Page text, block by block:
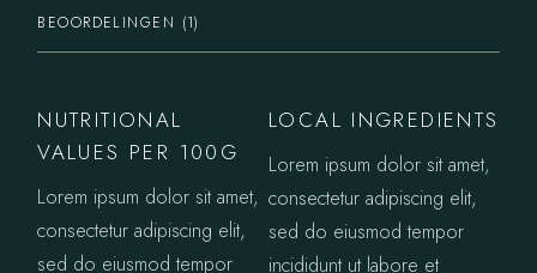
BEOORDELINGEN (1)
NUTRITIONAL
VALUES PER 100G
Lorem ipsum dolor sit amet,
consectetur adipiscing elit,
sed do eiusmod tempor
LOCAL INGREDIENTS
Lorem ipsum dolor sit amet,
consectetur adipiscing elit,
sed do eiusmod tempor
incididunt ut labore et